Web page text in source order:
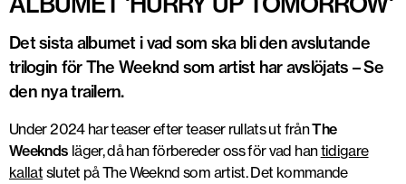
Det sista albumet i vad som ska bli den avslutande
trilogin för The Weeknd som artist har avslöjats – Se
den nya trailern.
Under 2024 har teaser efter teaser rullats ut frånThe
Weeknds läger, då han förbereder oss för vad hantidigare
kallat slutet på The Weeknd som artist. Det kommande